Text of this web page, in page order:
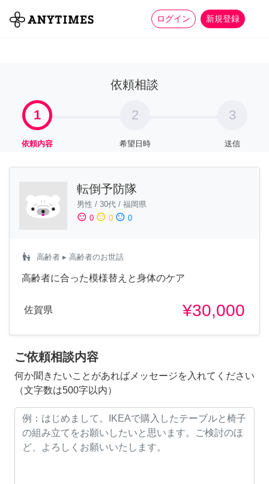
ログイン 新規登録
全て 家事 more_horiz
依頼相談
1
依頼内容
2
希望日時
3
送信
転倒予防隊
男性 / 30代 / 福岡県
sentiment_satisfied 0 sentiment_neutral 0 sentiment_dissatisfied 0
escalator_warning 高齢者 ▸ 高齢者のお世話
高齢者に合った模様替えと身体のケア
佐賀県 ¥30,000
ご依頼相談内容
何か聞きたいことがあればメッセージを入れてください
（文字数は500字以内）